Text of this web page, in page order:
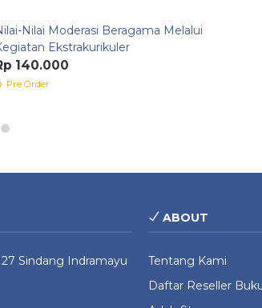
Nilai Moderasi Beragama Melalui
Ekstrakurikuler
140.000
Pre Order
Sindang Indramayu
ABOUT
Tentang Kami
Daftar Reseller